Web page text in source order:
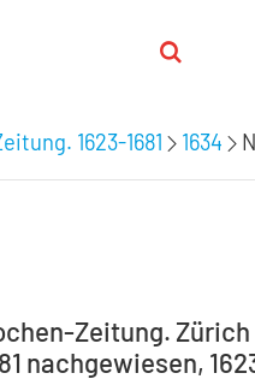
1623-1681 1634
Zeitung.
nachgewiesen,